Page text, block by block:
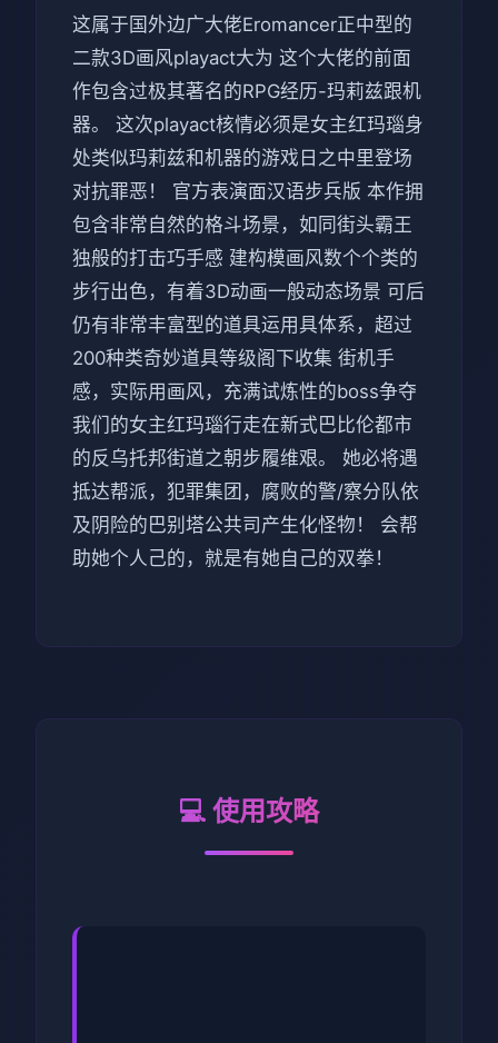
这属于国外边广大佬Eromancer正中型的
二款3D画风playact大为 这个大佬的前面
作包含过极其著名的RPG经历-玛莉兹跟机
器。 这次playact核情必须是女主红玛瑙身
处类似玛莉兹和机器的游戏日之中里登场
对抗罪恶！ 官方表演面汉语步兵版 本作拥
包含非常自然的格斗场景，如同街头霸王
独般的打击巧手感 建构模画风数个个类的
步行出色，有着3D动画一般动态场景 可后
仍有非常丰富型的道具运用具体系，超过
200种类奇妙道具等级阁下收集 街机手
感，实际用画风，充满试炼性的boss争夺
我们的女主红玛瑙行走在新式巴比伦都市
的反乌托邦街道之朝步履维艰。 她必将遇
抵达帮派，犯罪集团，腐败的警/察分队依
及阴险的巴别塔公共司产生化怪物！ 会帮
助她个人己的，就是有她自己的双拳！
💻 使用攻略